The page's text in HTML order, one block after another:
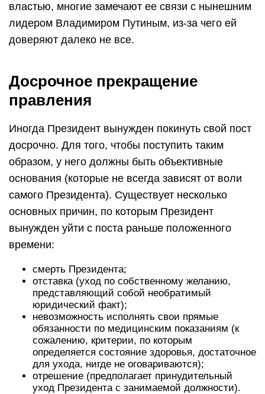
властью, многие замечают ее связи с нынешним
лидером Владимиром Путиным, из-за чего ей
доверяют далеко не все.
Досрочное прекращение
правления
Иногда Президент вынужден покинуть свой пост
досрочно. Для того, чтобы поступить таким
образом, у него должны быть объективные
основания (которые не всегда зависят от воли
самого Президента). Существует несколько
основных причин, по которым Президент
вынужден уйти с поста раньше положенного
времени:
смерть Президента;
отставка (уход по собственному желанию,
представляющий собой необратимый
юридический факт);
невозможность исполнять свои прямые
обязанности по медицинским показаниям (к
сожалению, критерии, по которым
определяется состояние здоровья, достаточное
для ухода, нигде не оговариваются);
отрешение (предполагает принудительный
уход Президента с занимаемой должности).